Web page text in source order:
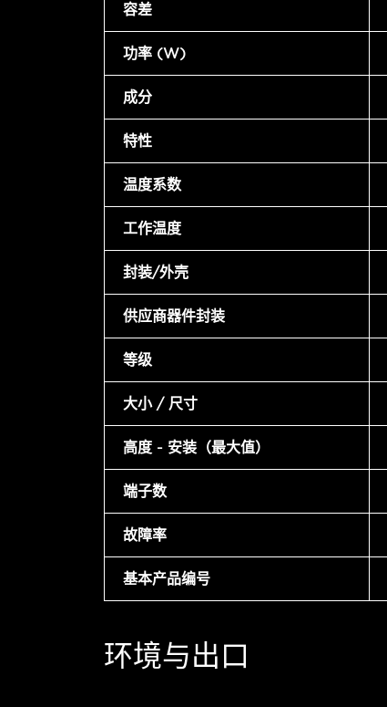
容差
功率 (W)
成分
特性
温度系数
工作温度
封装/外壳
供应商器件封装
等级
大小 / 尺寸
高度 - 安装（最大值）
端子数
故障率
基本产品编号
环境与出口